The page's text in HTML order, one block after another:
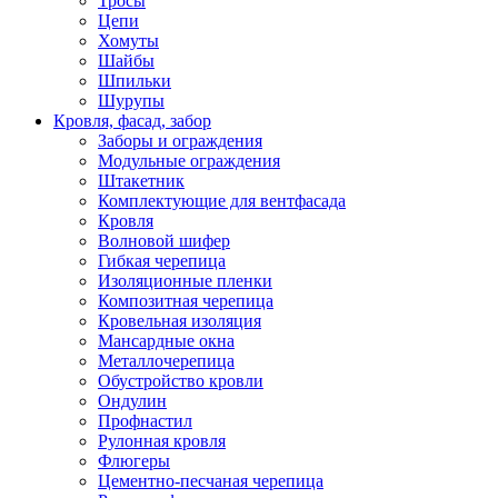
Цепи
Хомуты
Шайбы
Шпильки
Шурупы
Кровля, фасад, забор
Заборы и ограждения
Модульные ограждения
Штакетник
Комплектующие для вентфасада
Кровля
Волновой шифер
Гибкая черепица
Изоляционные пленки
Композитная черепица
Кровельная изоляция
Мансардные окна
Металлочерепица
Обустройство кровли
Ондулин
Профнастил
Рулонная кровля
Флюгеры
Цементно-песчаная черепица